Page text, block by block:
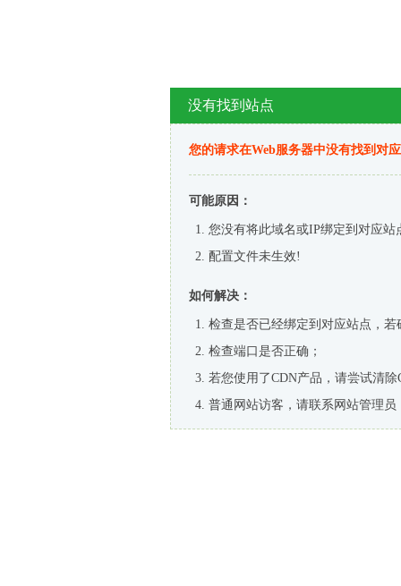
没有找到站点
您的请求在Web服务器中没有找到对
可能原因：
您没有将此域名或IP绑定到对应站
配置文件未生效!
如何解决：
检查是否已经绑定到对应站点，
检查端口是否正确；
若您使用了CDN产品，请尝试清除
普通网站访客，请联系网站管理员